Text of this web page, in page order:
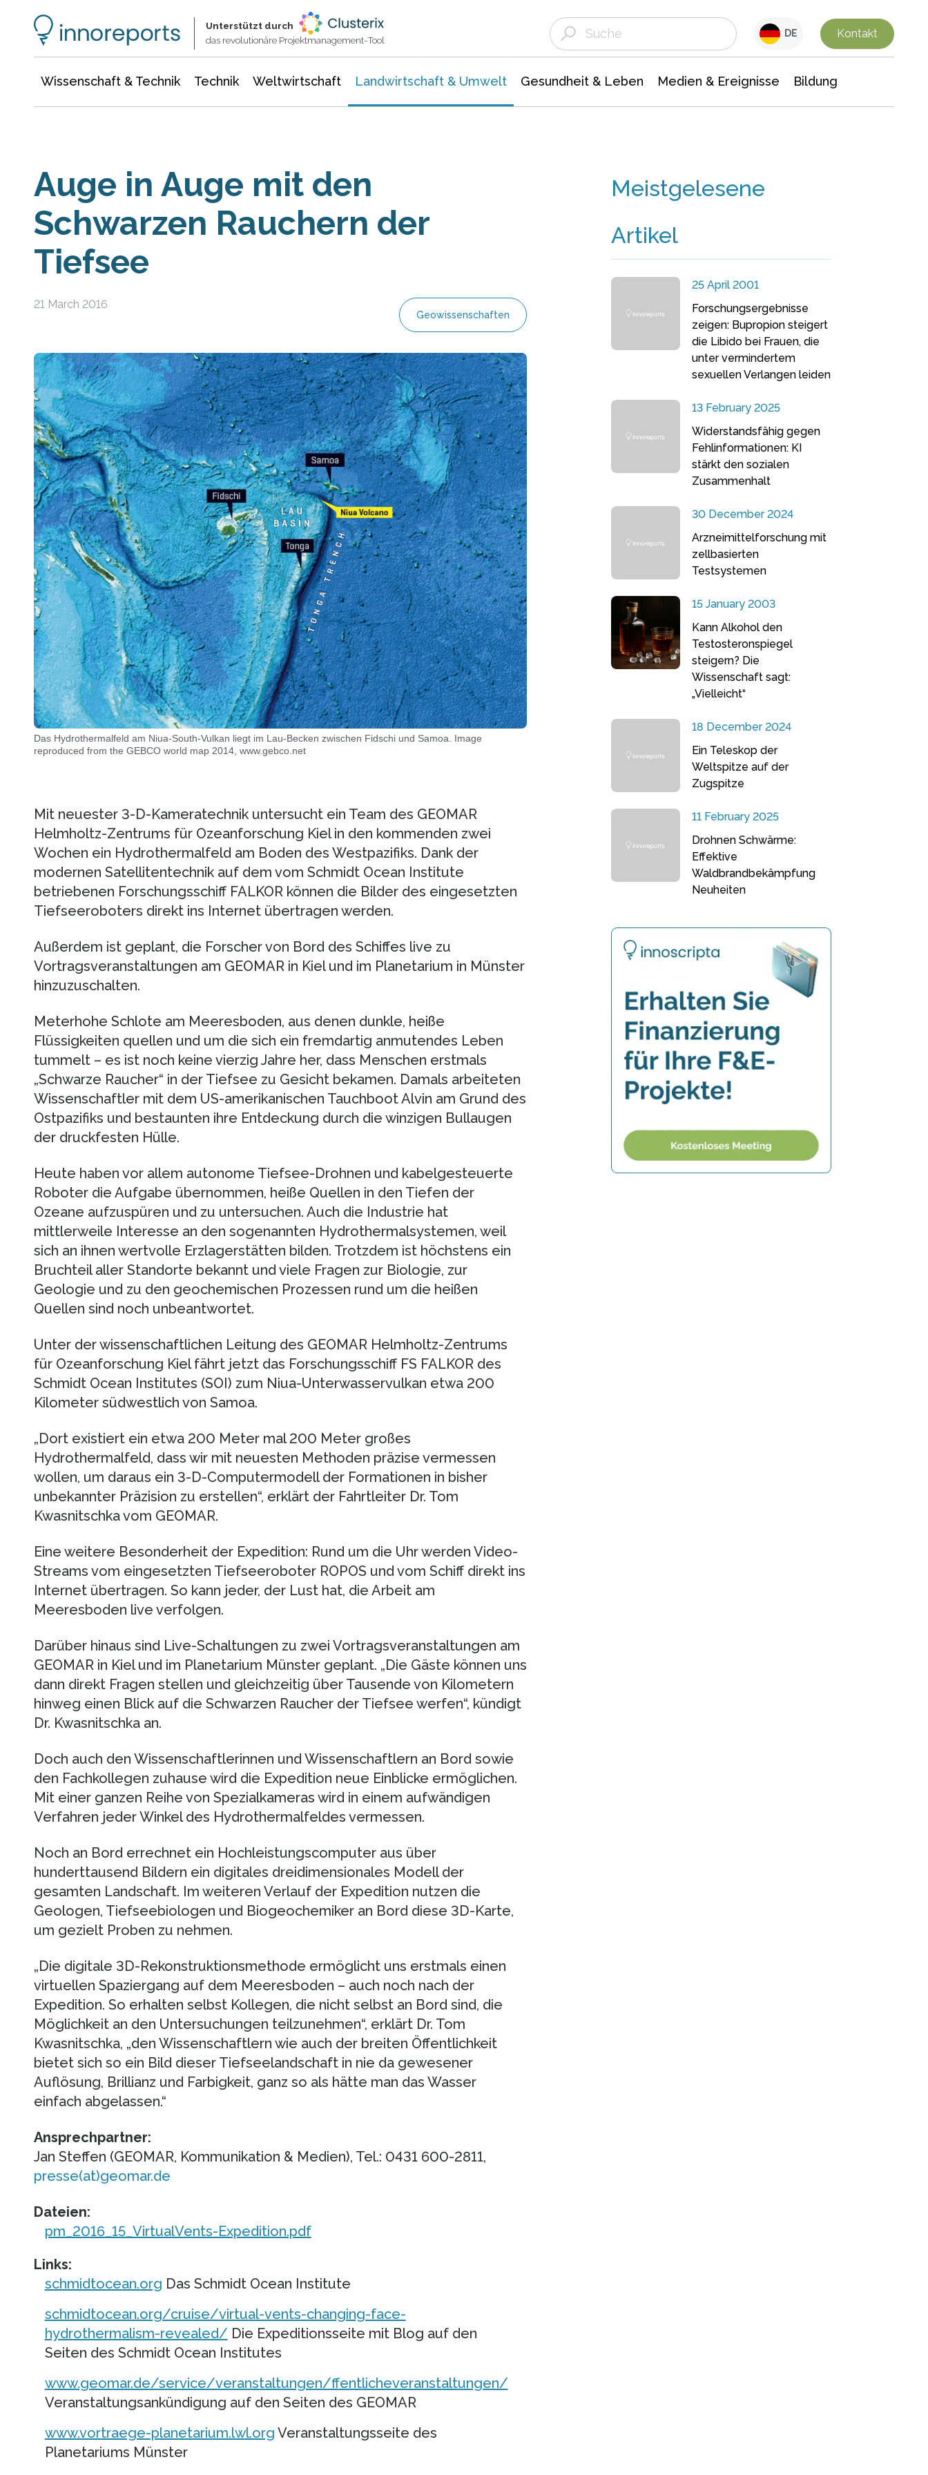
Unterstützt durch
das revolutionäre Projektmanagement-Tool
DE Kontakt
Wissenschaft & Technik Technik Weltwirtschaft Landwirtschaft & Umwelt Gesundheit & Leben Medien & Ereignisse Bildung
Auge in Auge mit den
Schwarzen Rauchern der
Tiefsee
21 March 2016
Geowissenschaften
Das Hydrothermalfeld am Niua-South-Vulkan liegt im Lau-Becken zwischen Fidschi und Samoa. Image
reproduced from the GEBCO world map 2014, www.gebco.net
Mit neuester 3-D-Kameratechnik untersucht ein Team des GEOMAR
Helmholtz-Zentrums für Ozeanforschung Kiel in den kommenden zwei
Wochen ein Hydrothermalfeld am Boden des Westpazifiks. Dank der
modernen Satellitentechnik auf dem vom Schmidt Ocean Institute
betriebenen Forschungsschiff FALKOR können die Bilder des eingesetzten
Tiefseeroboters direkt ins Internet übertragen werden.
Außerdem ist geplant, die Forscher von Bord des Schiffes live zu
Vortragsveranstaltungen am GEOMAR in Kiel und im Planetarium in Münster
hinzuzuschalten.
Meterhohe Schlote am Meeresboden, aus denen dunkle, heiße
Flüssigkeiten quellen und um die sich ein fremdartig anmutendes Leben
tummelt – es ist noch keine vierzig Jahre her, dass Menschen erstmals
„Schwarze Raucher“ in der Tiefsee zu Gesicht bekamen. Damals arbeiteten
Wissenschaftler mit dem US-amerikanischen Tauchboot Alvin am Grund des
Ostpazifiks und bestaunten ihre Entdeckung durch die winzigen Bullaugen
der druckfesten Hülle.
Heute haben vor allem autonome Tiefsee-Drohnen und kabelgesteuerte
Roboter die Aufgabe übernommen, heiße Quellen in den Tiefen der
Ozeane aufzuspüren und zu untersuchen. Auch die Industrie hat
mittlerweile Interesse an den sogenannten Hydrothermalsystemen, weil
sich an ihnen wertvolle Erzlagerstätten bilden. Trotzdem ist höchstens ein
Bruchteil aller Standorte bekannt und viele Fragen zur Biologie, zur
Geologie und zu den geochemischen Prozessen rund um die heißen
Quellen sind noch unbeantwortet.
Unter der wissenschaftlichen Leitung des GEOMAR Helmholtz-Zentrums
für Ozeanforschung Kiel fährt jetzt das Forschungsschiff FS FALKOR des
Schmidt Ocean Institutes (SOI) zum Niua-Unterwasservulkan etwa 200
Kilometer südwestlich von Samoa.
„Dort existiert ein etwa 200 Meter mal 200 Meter großes
Hydrothermalfeld, dass wir mit neuesten Methoden präzise vermessen
wollen, um daraus ein 3-D-Computermodell der Formationen in bisher
unbekannter Präzision zu erstellen“, erklärt der Fahrtleiter Dr. Tom
Kwasnitschka vom GEOMAR.
Eine weitere Besonderheit der Expedition: Rund um die Uhr werden Video-
Streams vom eingesetzten Tiefseeroboter ROPOS und vom Schiff direkt ins
Internet übertragen. So kann jeder, der Lust hat, die Arbeit am
Meeresboden live verfolgen.
Darüber hinaus sind Live-Schaltungen zu zwei Vortragsveranstaltungen am
GEOMAR in Kiel und im Planetarium Münster geplant. „Die Gäste können uns
dann direkt Fragen stellen und gleichzeitig über Tausende von Kilometern
hinweg einen Blick auf die Schwarzen Raucher der Tiefsee werfen“, kündigt
Dr. Kwasnitschka an.
Doch auch den Wissenschaftlerinnen und Wissenschaftlern an Bord sowie
den Fachkollegen zuhause wird die Expedition neue Einblicke ermöglichen.
Mit einer ganzen Reihe von Spezialkameras wird in einem aufwändigen
Verfahren jeder Winkel des Hydrothermalfeldes vermessen.
Noch an Bord errechnet ein Hochleistungscomputer aus über
hunderttausend Bildern ein digitales dreidimensionales Modell der
gesamten Landschaft. Im weiteren Verlauf der Expedition nutzen die
Geologen, Tiefseebiologen und Biogeochemiker an Bord diese 3D-Karte,
um gezielt Proben zu nehmen.
„Die digitale 3D-Rekonstruktionsmethode ermöglicht uns erstmals einen
virtuellen Spaziergang auf dem Meeresboden – auch noch nach der
Expedition. So erhalten selbst Kollegen, die nicht selbst an Bord sind, die
Möglichkeit an den Untersuchungen teilzunehmen“, erklärt Dr. Tom
Kwasnitschka, „den Wissenschaftlern wie auch der breiten Öffentlichkeit
bietet sich so ein Bild dieser Tiefseelandschaft in nie da gewesener
Auflösung, Brillianz und Farbigkeit, ganz so als hätte man das Wasser
einfach abgelassen.“
Ansprechpartner:
Jan Steffen (GEOMAR, Kommunikation & Medien), Tel.: 0431 600-2811,
presse(at)geomar.de
Dateien:
pm_2016_15_VirtualVents-Expedition.pdf
Links:
schmidtocean.org Das Schmidt Ocean Institute
schmidtocean.org/cruise/virtual-vents-changing-face-
hydrothermalism-revealed/ Die Expeditionsseite mit Blog auf den
Seiten des Schmidt Ocean Institutes
www.geomar.de/service/veranstaltungen/ffentlicheveranstaltungen/
Veranstaltungsankündigung auf den Seiten des GEOMAR
www.vortraege-planetarium.lwl.org Veranstaltungsseite des
Planetariums Münster
Meistgelesene
Artikel
25 April 2001
Forschungsergebnisse
zeigen: Bupropion steigert
die Libido bei Frauen, die
unter vermindertem
sexuellen Verlangen leiden
13 February 2025
Widerstandsfähig gegen
Fehlinformationen: KI
stärkt den sozialen
Zusammenhalt
30 December 2024
Arzneimittelforschung mit
zellbasierten
Testsystemen
15 January 2003
Kann Alkohol den
Testosteronspiegel
steigern? Die
Wissenschaft sagt:
„Vielleicht“
18 December 2024
Ein Teleskop der
Weltspitze auf der
Zugspitze
11 February 2025
Drohnen Schwärme:
Effektive
Waldbrandbekämpfung
Neuheiten